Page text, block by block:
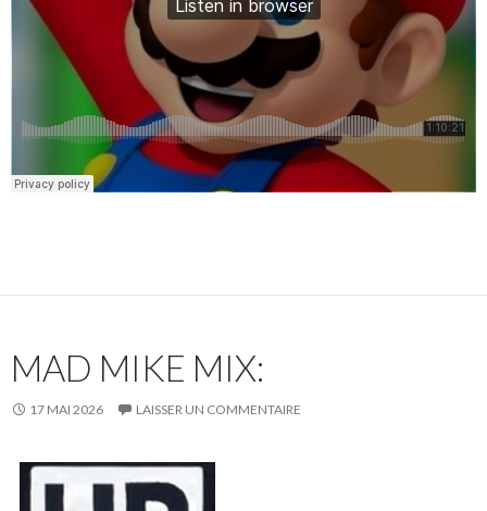
MAD MIKE MIX:
17 MAI 2026 LAISSER UN COMMENTAIRE